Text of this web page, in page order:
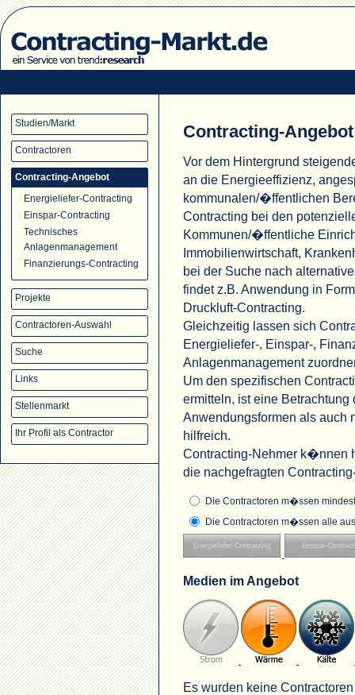
Studien/Markt
Contractoren
Contracting-Angebot
Energieliefer-Contracting
Einspar-Contracting
Technisches
Anlagenmanagement
Finanzierungs-Contracting
Projekte
Contractoren-Auswahl
Suche
Links
Stellenmarkt
Ihr Profil als Contractor
Contracting-Angebot
Vor dem Hintergrund
an die Energieeffizienz,
kommunalen/�ffentlichen
Contracting bei den
Kommunen/�ffentliche
Immobilienwirtschaft,
bei der Suche nach
findet z.B. Anwendung in
Druckluft-Contracting.
Gleichzeitig lassen sich
Energieliefer-, Einspar-,
Anlagenmanagement
Um den spezifischen
ermitteln, ist eine
Anwendungsformen als auch
hilfreich.
Contracting-Nehmer k�nnen
die nachgefragten
Die Contractoren m�ssen
Die Contractoren m�ssen alle
Medien im Angebot
Es wurden keine